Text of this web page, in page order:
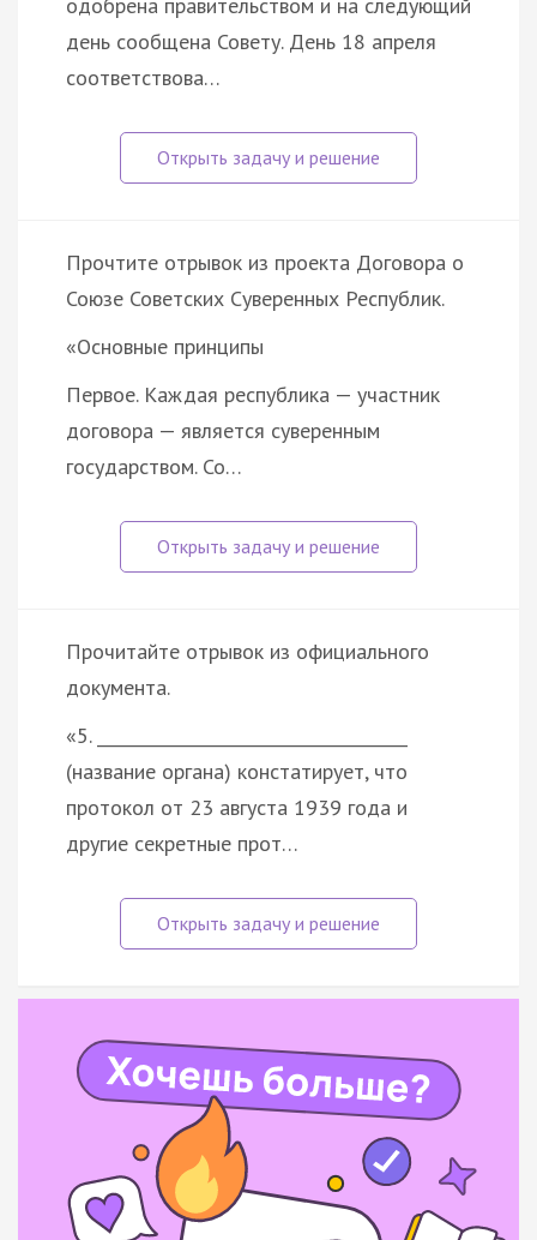
день сообщена Совету. День 18 апреля
соответствова…
Прочтите отрывок из проекта Договора о
Союзе Советских Суверенных Республик.
«Основные принципы
Первое. Каждая республика — участник
договора — является суверенным
государством. Со…
Прочитайте отрывок из официального
документа.
«5. _____________________________________
(название органа) констатирует, что
протокол от 23 августа 1939 года и
другие секретные прот…